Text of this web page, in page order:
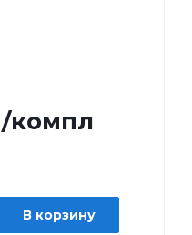
/компл
В корзину